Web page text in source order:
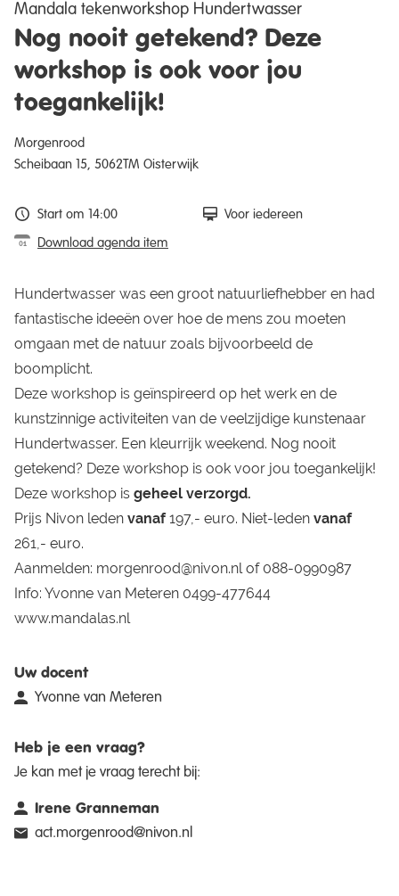
Mandala tekenworkshop Hundertwasser
Nog nooit getekend? Deze
workshop is ook voor jou
toegankelijk!
Morgenrood
Scheibaan 15, 5062TM Oisterwijk
Start om 14:00
Voor iedereen
Download agenda item
Hundertwasser was een groot natuurliefhebber en had
fantastische ideeën over hoe de mens zou moeten
omgaan met de natuur zoals bijvoorbeeld de
boomplicht.
Deze workshop is geïnspireerd op het werk en de
kunstzinnige activiteiten van de veelzijdige kunstenaar
Hundertwasser. Een kleurrijk weekend. Nog nooit
getekend? Deze workshop is ook voor jou toegankelijk!
Deze workshop is geheel verzorgd.
Prijs Nivon leden vanaf197,- euro. Niet-leden vanaf
261,- euro.
Aanmelden: morgenrood@nivon.nlof 088-0990987
Info: Yvonne van Meteren 0499-477644
www.mandalas.nl
Uw docent
Yvonne van Meteren
Heb je een vraag?
Je kan met je vraag terecht bij:
Irene Granneman
act.morgenrood@nivon.nl